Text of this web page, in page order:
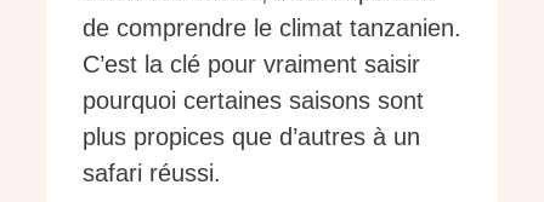
de comprendre le climat tanzanien.
C’est la clé pour vraiment saisir
pourquoi certaines saisons sont
plus propices que d’autres à un
safari réussi.